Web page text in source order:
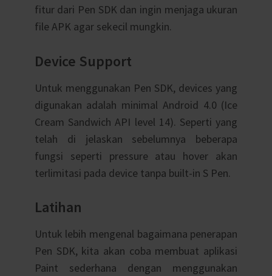
fitur dari Pen SDK dan ingin menjaga ukuran
file APK agar sekecil mungkin.
Device Support
Untuk menggunakan Pen SDK, devices yang
digunakan adalah minimal Android 4.0 (Ice
Cream Sandwich API level 14). Seperti yang
telah di jelaskan sebelumnya beberapa
fungsi seperti pressure atau hover akan
terlimitasi pada device tanpa built-in S Pen.
Latihan
Untuk lebih mengenal bagaimana penerapan
Pen SDK, kita akan coba membuat aplikasi
Paint sederhana dengan menggunakan